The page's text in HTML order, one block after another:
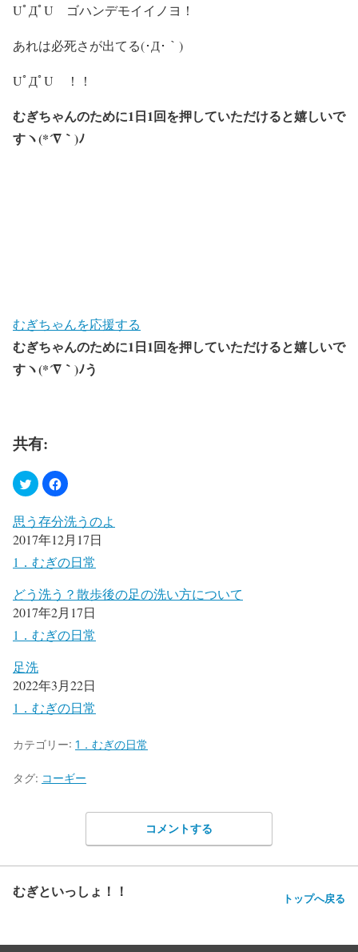
UﾟДﾟU ゴハンデモイイノヨ！
あれは必死さが出てる(･Д･｀)
UﾟДﾟU ！！
むぎちゃんのために1日1回を押していただけると嬉しいで
すヽ(*´∇｀)ﾉ
むぎちゃんを応援する
むぎちゃんのために1日1回を押していただけると嬉しいで
すヽ(*´∇｀)ﾉう
共有:
思う存分洗うのよ
2017年12月17日
1．むぎの日常
どう洗う？散歩後の足の洗い方について
2017年2月17日
1．むぎの日常
足洗
2022年3月22日
1．むぎの日常
カテゴリー: 1．むぎの日常
タグ: コーギー
コメントする
むぎといっしょ！！ トップへ戻る